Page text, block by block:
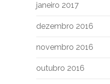
janeiro 2017
dezembro 2016
novembro 2016
outubro 2016